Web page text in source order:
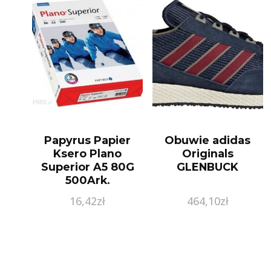
Papyrus Papier
Ksero Plano
Superior A5 80G
500Ark.
16,42zł
Obuwie adidas
Originals
GLENBUCK
464,10zł